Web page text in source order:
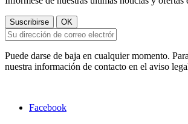
Puede darse de baja en cualquier momento.
nuestra información de contacto en el aviso
Facebook